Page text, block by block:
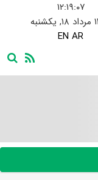
۱۲:۱۹:۰۷
EN AR